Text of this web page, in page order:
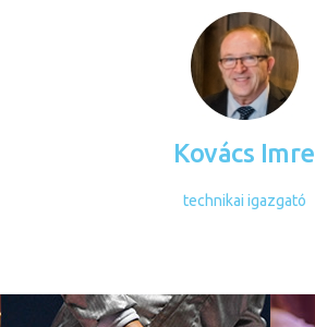
Kovács Imre
technikai igazgató